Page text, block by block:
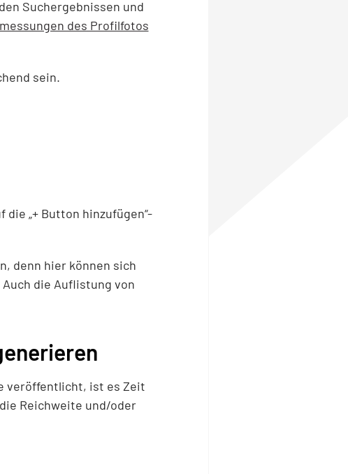
Suchergebnissen und
des Profilfotos
sein.
„+ Button hinzufügen“-
denn hier können sich
die Auflistung von
veröffentlicht, ist es Zeit
Reichweite und/oder